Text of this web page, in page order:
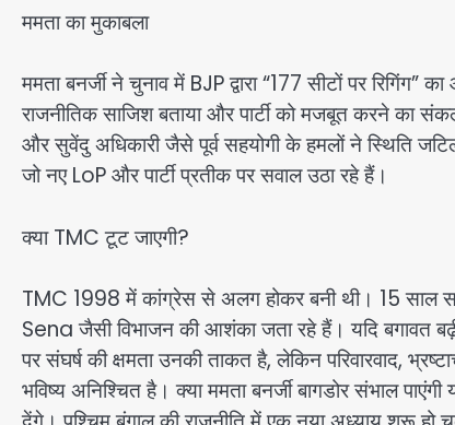
ममता का मुकाबला
ममता बनर्जी ने चुनाव में BJP द्वारा “177 सीटों पर
राजनीतिक साजिश बताया और पार्टी को मजबूत करने
और सुवेंदु अधिकारी जैसे पूर्व सहयोगी के हमलों ने स्थिति
जो नए LoP और पार्टी प्रतीक पर सवाल उठा रहे हैं।
क्या TMC टूट जाएगी?
TMC 1998 में कांग्रेस से अलग होकर बनी थी। 15 साल
Sena जैसी विभाजन की आशंका जता रहे हैं। यदि
पर संघर्ष की क्षमता उनकी ताकत है, लेकिन परिवारवाद,
भविष्य अनिश्चित है। क्या ममता बनर्जी बागडोर संभाल